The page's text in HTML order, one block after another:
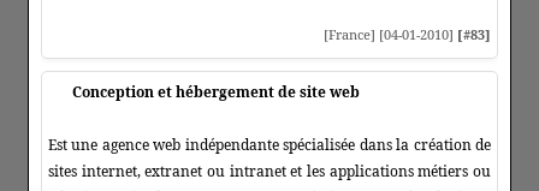
[France] [04-01-2010] [#83]
Conception et hébergement de site web
Est une agence web indépendante spécialisée dans la création de
sites internet, extranet ou intranet et les applications métiers ou